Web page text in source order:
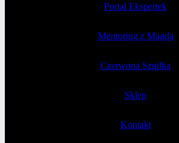
Portal Ekspertek
Mentoring z Magdą
Czerwona Szpilka
Sklep
Kontakt